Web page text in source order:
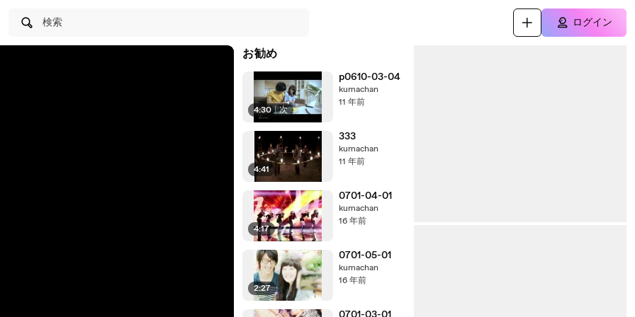
検索 ログイン
お勧め
4:30 | 次
p0610-03-04
kumachan
11 年前
4:41
333
kumachan
11 年前
4:17
0701-04-01
kumachan
16 年前
2:27
0701-05-01
kumachan
16 年前